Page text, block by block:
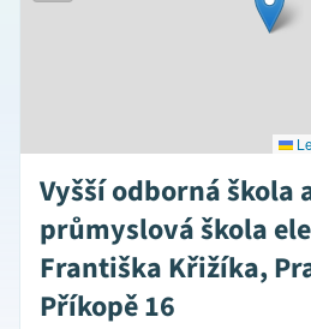
Vyšší odborná škola
průmyslová škola
Františka Křižíka,
Příkopě 16